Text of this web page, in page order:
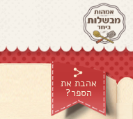
אהבת את
הספר?